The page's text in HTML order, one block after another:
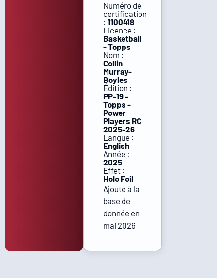
Numéro de
certification
: 1100418
Licence :
Basketball
- Topps
Nom :
Collin
Murray-
Boyles
Édition :
PP-19 -
Topps -
Power
Players RC
2025-26
Langue :
English
Année :
2025
Effet :
Holo Foil
Ajouté à la
base de
donnée en
mai 2026